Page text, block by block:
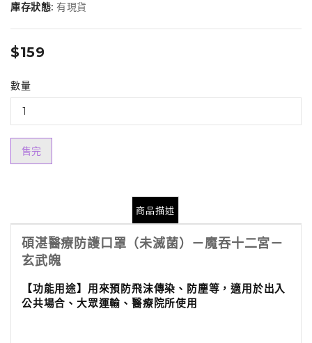
庫存狀態: 有現貨
$159
數量
售完
商品描述
碩湛醫療防護口罩（未滅菌）－魔吞十二宮－
玄武魄
【功能用途】 用來預防飛沫傳染、防塵等，適用於出入
公共場合、大眾運輸、醫療院所使用